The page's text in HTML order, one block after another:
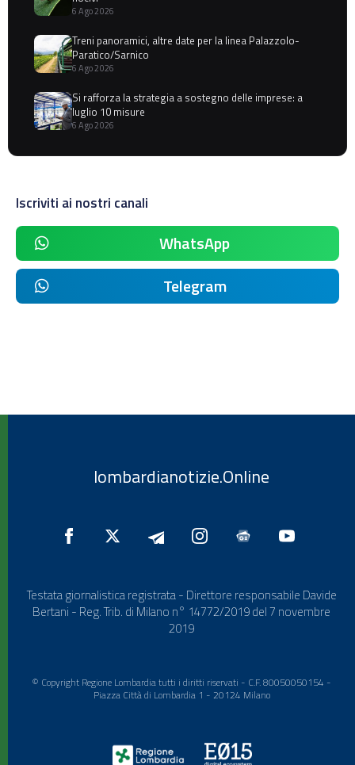
6 Ago 2026
Treni panoramici, altre date per la linea Palazzolo-
Paratico/Sarnico
6 Ago 2026
Si rafforza la strategia a sostegno delle imprese: a
luglio 10 misure
6 Ago 2026
Iscriviti ai nostri canali
WhatsApp
Telegram
lombardianotizie.Online
Testata giornalistica registrata - Direttore responsabile Davide
Bertani - Reg. Trib. di Milano n° 14772/2019 del 7 novembre
2019
© Copyright Regione Lombardia tutti i diritti riservati - C.F. 80050050154 -
Piazza Città di Lombardia 1 - 20124 Milano